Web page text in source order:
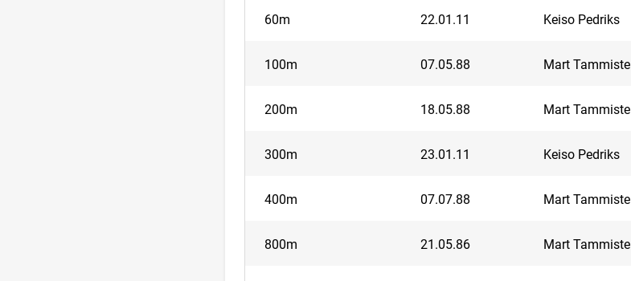
60m 22.01.11 Keiso Pedriks
100m 07.05.88 Mart Tammiste
200m 18.05.88 Mart Tammiste
300m 23.01.11 Keiso Pedriks
400m 07.07.88 Mart Tammiste
800m 21.05.86 Mart Tammiste